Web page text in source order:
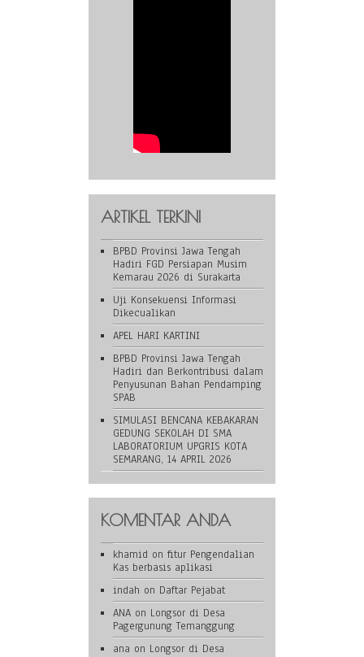
ARTIKEL TERKINI
BPBD Provinsi Jawa Tengah
Hadiri FGD Persiapan Musim
Kemarau 2026 di Surakarta
Uji Konsekuensi Informasi
Dikecualikan
APEL HARI KARTINI
BPBD Provinsi Jawa Tengah
Hadiri dan Berkontribusi dalam
Penyusunan Bahan Pendamping
SPAB
SIMULASI BENCANA KEBAKARAN
GEDUNG SEKOLAH DI SMA
LABORATORIUM UPGRIS KOTA
SEMARANG, 14 APRIL 2026
KOMENTAR ANDA
khamid on fitur Pengendalian
Kas berbasis aplikasi
indah on Daftar Pejabat
ANA on Longsor di Desa
Pagergunung Temanggung
ana on Longsor di Desa